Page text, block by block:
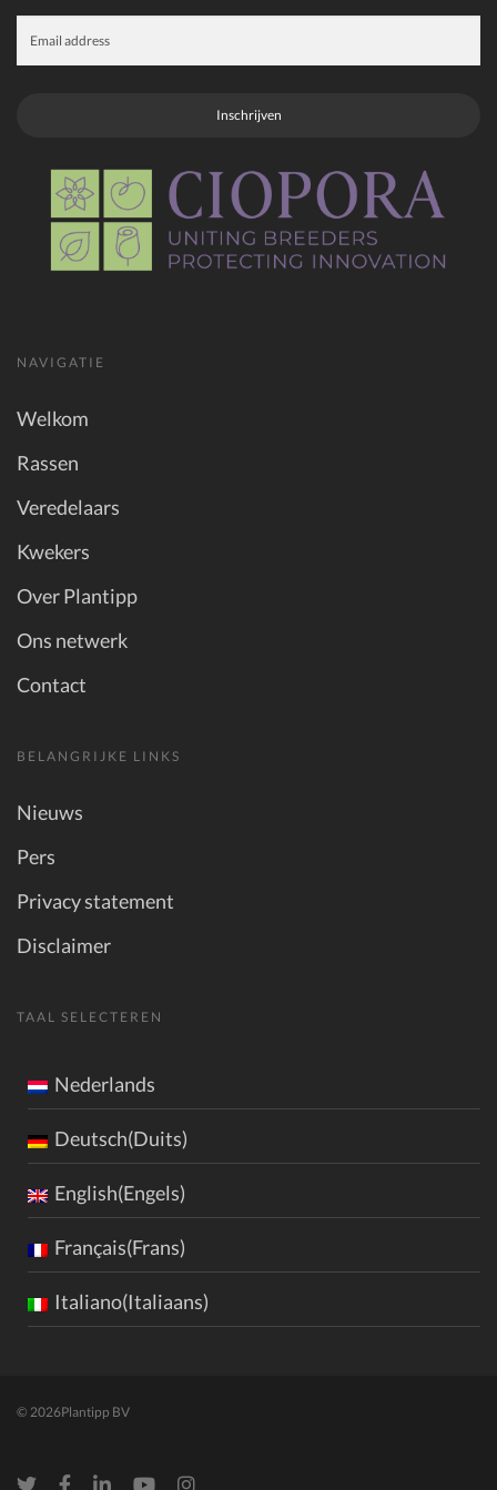
Inschrijven
NAVIGATIE
Welkom
Rassen
Veredelaars
Kwekers
Over Plantipp
Ons netwerk
Contact
BELANGRIJKE LINKS
Nieuws
Pers
Privacy statement
Disclaimer
TAAL SELECTEREN
Nederlands
Deutsch(Duits)
English(Engels)
Français(Frans)
Italiano(Italiaans)
© 2026Plantipp BV
TwitterFacebookLinkedInYoutubeInstagram